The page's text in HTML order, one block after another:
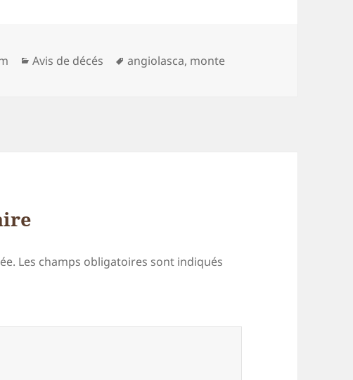
Catégories
Avis de décés
Mots-
angiolasca, monte
Les champs obligatoires sont indiqués